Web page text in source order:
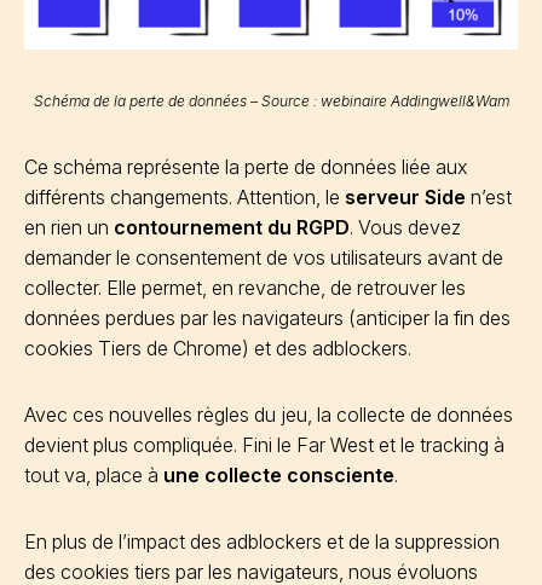
Schéma de la perte de données – Source : webinaire Addingwell&Wam
Ce schéma représente la perte de données liée aux
différents changements. Attention, le serveur Side n’est
en rien un contournement du RGPD. Vous devez
demander le consentement de vos utilisateurs avant de
collecter. Elle permet, en revanche, de retrouver les
données perdues par les navigateurs (anticiper la fin des
cookies Tiers de Chrome) et des adblockers.
Avec ces nouvelles règles du jeu, la collecte de données
devient plus compliquée. Fini le Far West et le tracking à
tout va, place à une collecte consciente.
En plus de l’impact des adblockers et de la suppression
des cookies tiers par les navigateurs, nous évoluons